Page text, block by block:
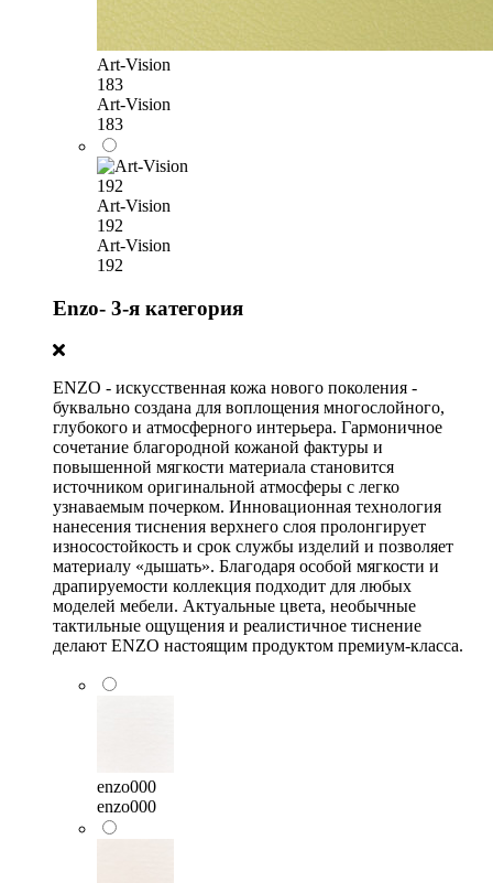
Art-Vision
183
Art-Vision
183
Art-Vision
192
Art-Vision
192
Enzo- 3-я категория
ENZO - искусственная кожа нового поколения -
буквально создана для воплощения многослойного,
глубокого и атмосферного интерьера. Гармоничное
сочетание благородной кожаной фактуры и
повышенной мягкости материала становится
источником оригинальной атмосферы с легко
узнаваемым почерком. Инновационная технология
нанесения тиснения верхнего слоя пролонгирует
износостойкость и срок службы изделий и позволяет
материалу «дышать». Благодаря особой мягкости и
драпируемости коллекция подходит для любых
моделей мебели. Актуальные цвета, необычные
тактильные ощущения и реалистичное тиснение
делают ENZO настоящим продуктом премиум-класса.
enzo000
enzo000